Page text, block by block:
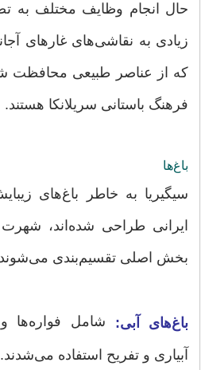
حال انجام وظایف مختلف به
زیادی به نقاشی‌های غارهای
که از عناصر طبیعی محافظت
فرهنگ باستانی سریلانکا هستند.
باغ‌ها
سیگیریا به خاطر باغ‌های
ایرانی طراحی شده‌اند،
بخش اصلی تقسیم‌بندی
باغ‌های آبی: شامل فواره‌ها
آبیاری و تفریح استفاده می‌شدند.